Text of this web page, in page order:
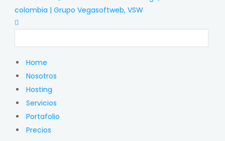
Home
Nosotros
Hosting
Servicios
Portafolio
Precios